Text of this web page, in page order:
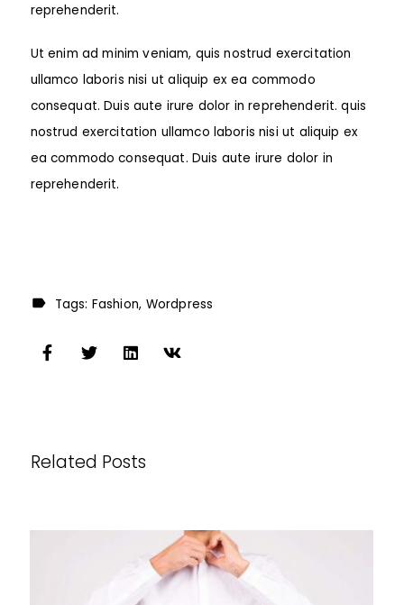
reprehenderit.
Ut enim ad minim veniam, quis nostrud exercitation
ullamco laboris nisi ut aliquip ex ea commodo
consequat. Duis aute irure dolor in reprehenderit. quis
nostrud exercitation ullamco laboris nisi ut aliquip ex
ea commodo consequat. Duis aute irure dolor in
reprehenderit.
Tags: Fashion Wordpress
Related Posts